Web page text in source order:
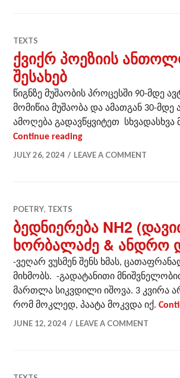
TEXTS
ქვიქრ პოეზიის
შესახებ
წიგნზე მუშაობის პროცესში 90-მდე
მომიწია მუშაობა და ამათგან 30-მდე
ამოღება გადავწყვიტეთ სხვადასხვა
Continue readingქვიქრ პოეზიის
JULY 26, 2024
LEAVE A COMMENT
POETRY, TEXTS
ბედნიერება NH2
ხორბალაძე & ანდრო
-ვეღარ ვუსმენ შენს ხმას,
მიხმობს. -გადატანითი
მართლა სიკვდილი იშოვა. 3 კვირა
რომ მოკლედ, პაატა მოკვდა იქ.
JUNE 12, 2024
LEAVE A COMMENT